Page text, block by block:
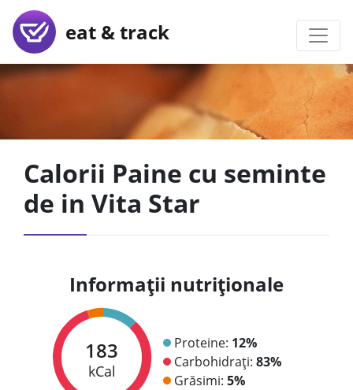
eat & track
Calorii Paine cu seminte
de in Vita Star
Informații nutriționale
183
kCal
Proteine: 12%
Carbohidrați: 83%
Grăsimi: 5%